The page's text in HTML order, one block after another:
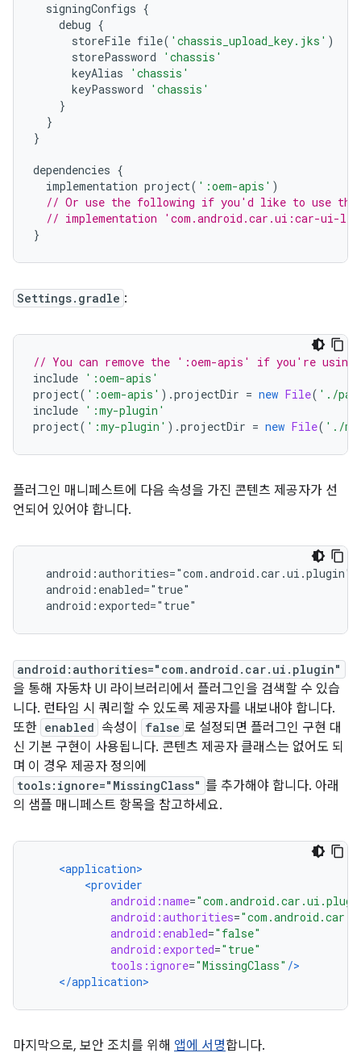
signingConfigs {
debug {
storeFile file( 'chassis_upload_key.jks' )
storePassword
'chassis'
keyAlias
'chassis'
keyPassword
'chassis'
}
}
}
dependencies {
implementation project( ':oem-apis' )
// Or use the following if you'd like to use the
// implementation 'com.android.car.ui:car-ui-
}
Settings.gradle :
// You can remove the ':oem-apis' if you're
include ':oem-apis'
project( ':oem-apis' ).projectDir = new File( './
include ':my-plugin'
project( ':my-plugin' ).projectDir = new File( './
플러그인 매니페스트에 다음 속성을 가진 콘텐츠 제공자가 선
언되어 있어야 합니다.
android:authorities="com.android.car.ui.plugin"
android:enabled="true"
android:exported="true"
android:authorities="com.android.car.ui.plugin"
을 통해 자동차 UI 라이브러리에서 플러그인을 검색할 수 있습
니다. 런타임 시 쿼리할 수 있도록 제공자를 내보내야 합니다.
또한 enabled 속성이 false 로 설정되면 플러그인 구현 대
신 기본 구현이 사용됩니다. 콘텐츠 제공자 클래스는 없어도 되
며 이 경우 제공자 정의에
tools:ignore="MissingClass" 를 추가해야 합니다. 아래
의 샘플 매니페스트 항목을 참고하세요.
<application>
<provider
android:name=
android:authorities=
android:enabled="false"
android:exported="true"
tools:ignore="MissingClass" />
</application>
마지막으로, 보안 조치를 위해 앱에 서명합니다.